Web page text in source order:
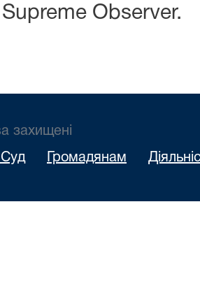
Supreme Observer.
захищені
Громадянам